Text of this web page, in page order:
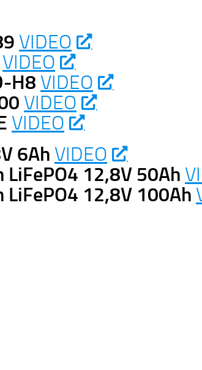
VIDEO
VIDEO
H8 VIDEO
VIDEO
VIDEO
6Ah VIDEO
LiFePO4 12,8V 50Ah
LiFePO4 12,8V 100Ah